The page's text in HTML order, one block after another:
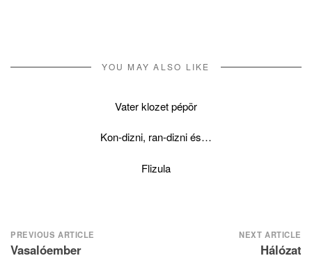
YOU MAY ALSO LIKE
Vater klozet pépör
Kon-dizni, ran-dizni és…
Flizula
Post
navigation
PREVIOUS ARTICLE
Vasalóember
NEXT ARTICLE
Hálózat